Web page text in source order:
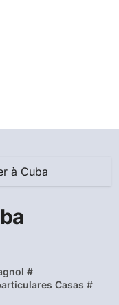
à Cuba
#
Casas #